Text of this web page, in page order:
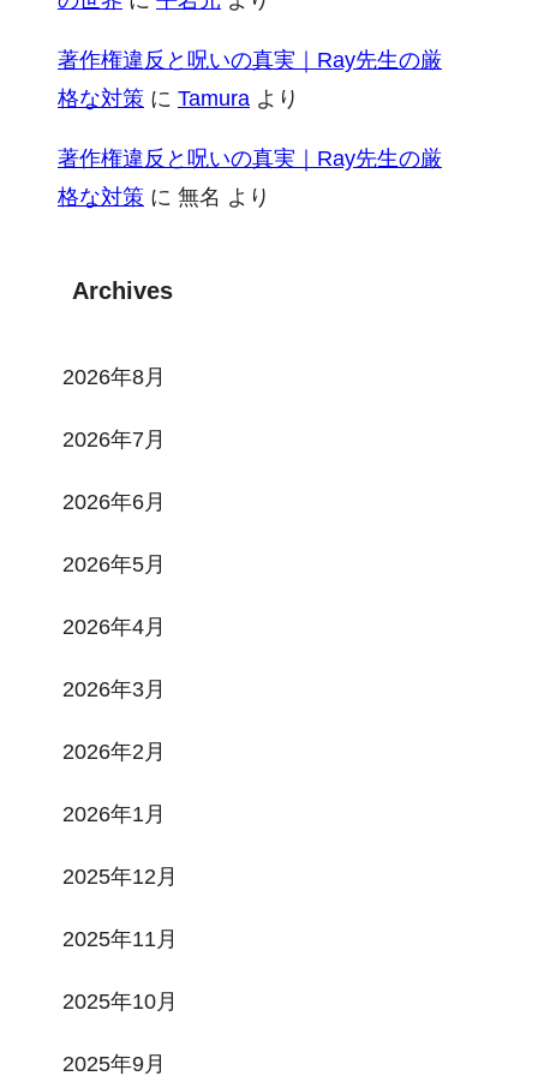
著作権違反と呪いの真実｜Ray先生の厳
格な対策 に Tamura より
著作権違反と呪いの真実｜Ray先生の厳
格な対策 に 無名 より
Archives
2026年8月
2026年7月
2026年6月
2026年5月
2026年4月
2026年3月
2026年2月
2026年1月
2025年12月
2025年11月
2025年10月
2025年9月